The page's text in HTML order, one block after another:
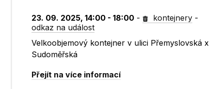
23. 09. 2025, 14:00 - 18:00 - kontejnery -
odkaz na událost
Velkoobjemový kontejner v ulici Přemyslovská x
Sudoměřská
Přejít na více informací